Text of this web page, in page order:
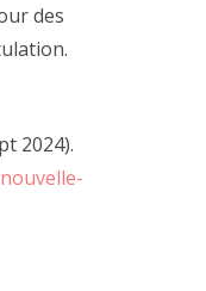
des
2024).